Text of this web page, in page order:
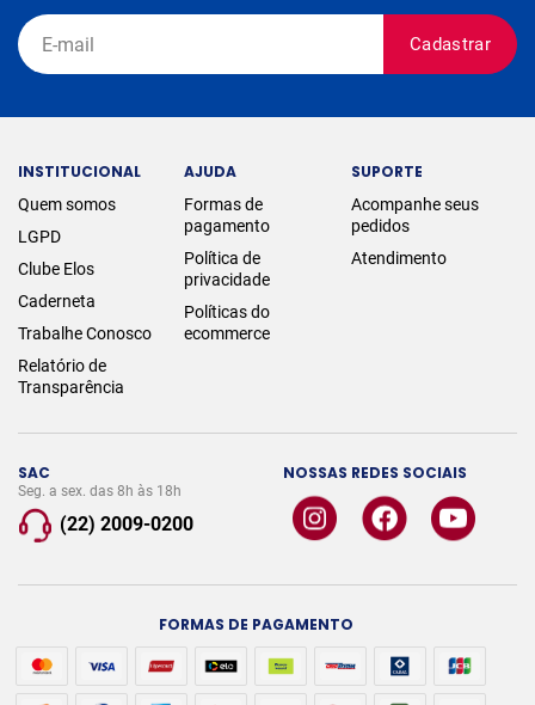
Cadastrar
SAC
Seg. a sex. das 8h às 18h
(22) 2009-0200
NOSSAS REDES SOCIAIS
INSTITUCIONAL
Quem somos
LGPD
Clube Elos
Caderneta
Trabalhe Conosco
Relatório de
Transparência
AJUDA
Formas de
pagamento
Política de
privacidade
Políticas do
ecommerce
SUPORTE
Acompanhe seus
pedidos
Atendimento
FORMAS DE PAGAMENTO